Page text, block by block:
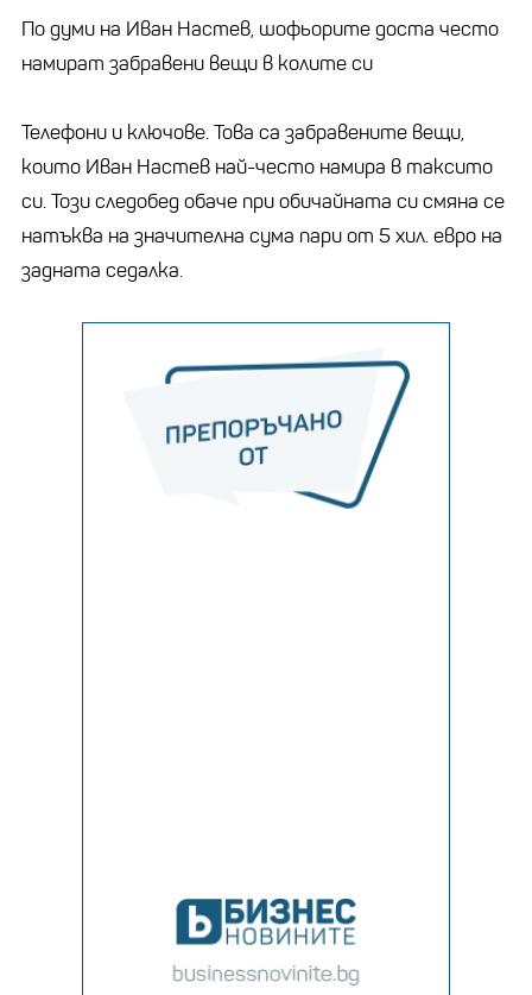
По думи на Иван Настев, шофьорите доста често
намират забравени вещи в колите си
Телефони и ключове. Това са забравените вещи,
които Иван Настев най-често намира в таксито
си. Този следобед обаче при обичайната си смяна се
натъква на значителна сума пари от 5 хил. евро на
задната седалка.